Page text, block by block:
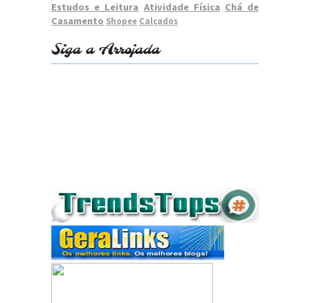
Estudos e Leitura Atividade Física Chá de
Casamento Shopee Calçados
Siga a Arrojada